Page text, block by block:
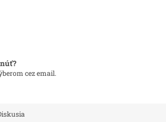
cez email.